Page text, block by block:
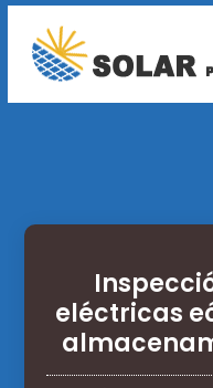
eléctricas